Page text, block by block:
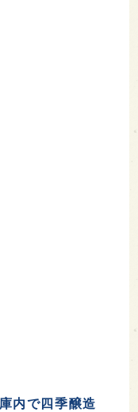
内で四季醸造